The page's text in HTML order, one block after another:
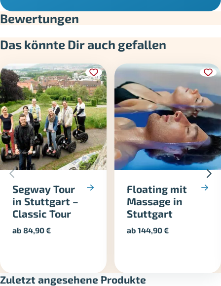
Bewertungen
Das könnte Dir auch gefallen
Segway Tour
in Stuttgart –
Classic Tour
ab84,90€
Floating mit
Massage in
Stuttgart
ab144,90€
Zuletzt angesehene Produkte